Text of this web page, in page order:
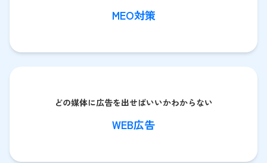
MEO対策
どの媒体に広告を出せばいいかわからない
WEB広告